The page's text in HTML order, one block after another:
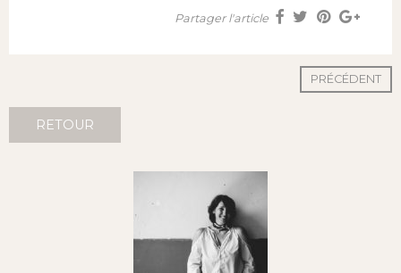
Partager l'article
PRÉCÉDENT
RETOUR